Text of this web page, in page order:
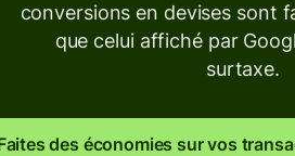
conversions en devises sont
que celui affiché par
surtaxe.
des économies sur vos